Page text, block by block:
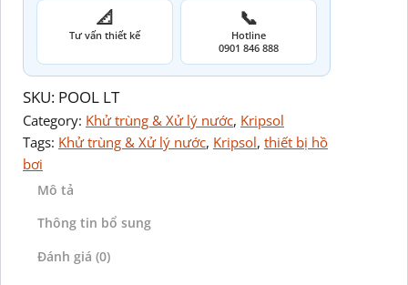
📐
Tư vấn thiết kế
📞
Hotline
0901 846 888
SKU: POOL LT
Category: Khử trùng & Xử lý nước, Kripsol
Tags: Khử trùng & Xử lý nước, Kripsol, thiết bị hồ
bơi
Mô tả
Thông tin bổ sung
Đánh giá (0)